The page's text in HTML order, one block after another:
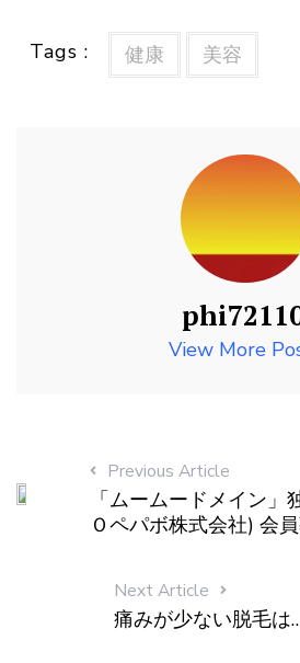
Tags : 健康 美容
View More
Previous Article
「ムームードメイン」
Ｏペパボ株式会社) 会
Next Article
痛みが少ない脱毛は